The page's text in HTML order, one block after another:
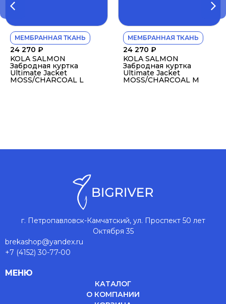
МЕМБРАННАЯ ТКАНЬ
24 270 ₽
KOLA SALMON
Забродная куртка
Ultimate Jacket
MOSS/CHARCOAL L
МЕМБРАННАЯ ТКАНЬ
24 270 ₽
KOLA SALMON
Забродная куртка
Ultimate Jacket
MOSS/CHARCOAL M
г. Петропавловск-Камчатский, ул. Проспект 50 лет
Октября 35
brekashop@yandex.ru
+7 (4152) 30-77-00
МЕНЮ
КАТАЛОГ
О КОМПАНИИ